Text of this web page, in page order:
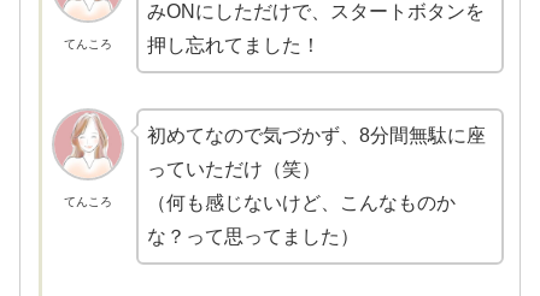
てんころ
みONにしただけで、スタートボタンを
押し忘れてました！
てんころ
初めてなので気づかず、8分間無駄に座
っていただけ（笑）
（何も感じないけど、こんなものか
な？って思ってました）